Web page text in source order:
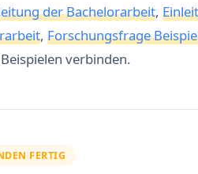
der Bachelorarbeit,
, Forschungsfrage
verbinden.
FERTIG